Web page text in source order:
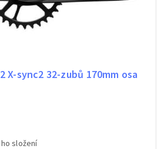
X-sync2 32-zubů 170mm osa
složení